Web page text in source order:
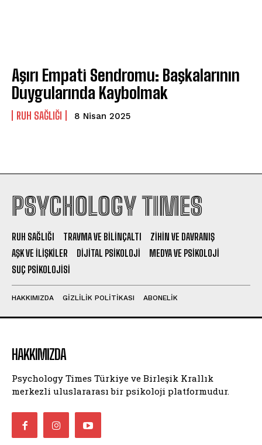
Aşırı Empati Sendromu: Başkalarının
Duygularında Kaybolmak
⁠RUH SAĞLIĞI 8 Nisan 2025
PSYCHOLOGY TIMES
RUH SAĞLIĞI TRAVMA VE BILINÇALTI
ZIHIN VE DAVRANIŞ
AŞK VE İLIŞKILER
DIJITAL PSIKOLOJI
MEDYA VE PSIKOLOJI
SUÇ PSIKOLOJISI
HAKKIMIZDA GIZLILIK POLITIKASI ABONELIK
HAKKIMIZDA
Psychology Times Türkiye ve Birleşik Krallık
merkezli uluslararası bir psikoloji platformudur.